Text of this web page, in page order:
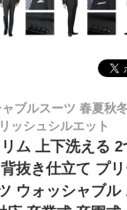
ブルスーツ 春夏秋
ッシュシルエット
ム 上下洗える
抜き仕立て プ
ウォッシャブル